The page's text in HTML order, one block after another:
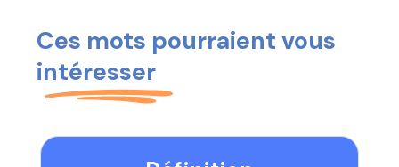
Ces mots pourraient vous
intéresser